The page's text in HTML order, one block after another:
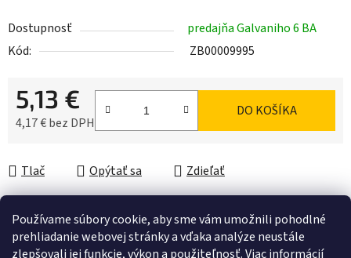
Používame súbory cookie, aby sme vám umožnili pohodlné
prehliadanie webovej stránky a vďaka analýze neustále
zlepšovali jej funkcie, výkon a použiteľnosť.Viac informácií
Dostupnosť
predajňa Galvaniho 6 BA
Kód:
ZB00009995
5,13 €
4,17 € bez DPH
DO KOŠÍKA
Tlač Opýtať sa Zdieľať
Popis